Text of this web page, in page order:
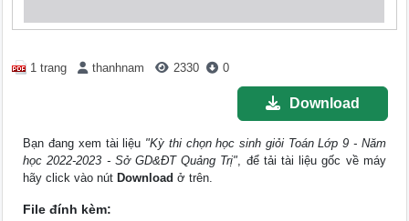
1 trang thanhnam 2330 0
Download
Bạn đang xem tài liệu "Kỳ thi chọn học sinh giỏi Toán Lớp 9 - Năm
học 2022-2023 - Sở GD&ĐT Quảng Trị", để tải tài liệu gốc về máy
hãy click vào nút Download ở trên.
File đính kèm: